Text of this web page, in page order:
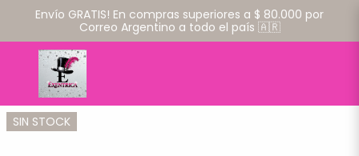
Envío GRATIS! En compras superiores a $ 80.000 por
Correo Argentino a todo el país 🇦🇷
SIN STOCK